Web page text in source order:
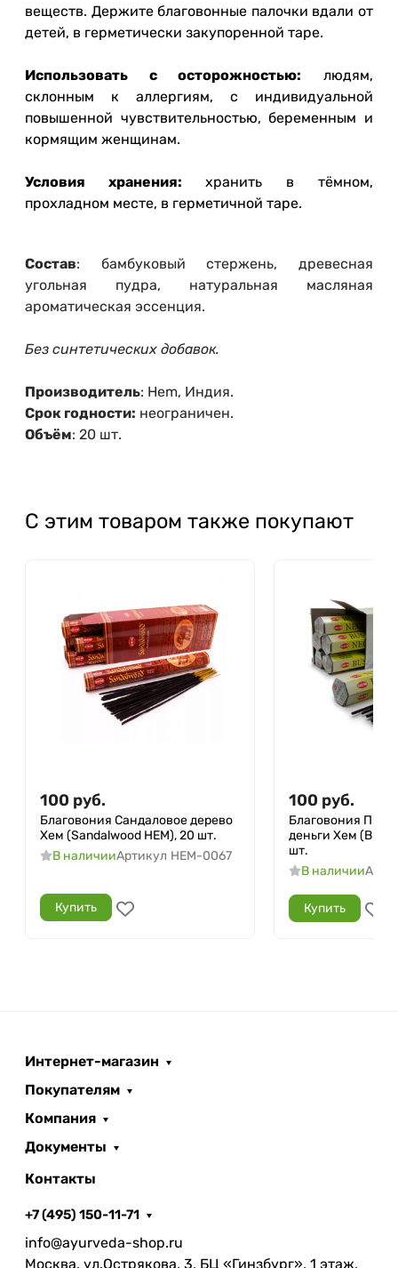
веществ. Держите благовонные палочки вдали от
детей, в герметически закупоренной таре.
Использовать с осторожностью: людям,
склонным к аллергиям, с индивидуальной
повышенной чувствительностью, беременным и
кормящим женщинам.
Условия хранения: хранить в тёмном,
прохладном месте, в герметичной таре.
Состав: бамбуковый стержень, древесная
угольная пудра, натуральная масляная
ароматическая эссенция.
Без синтетических добавок.
Производитель: Hem, Индия.
Срок годности: неограничен.
Объём: 20 шт.
С этим товаром также покупают
100 руб.
Благовония Сандаловое дерево
Хем (Sandalwood HEM), 20 шт.
В наличииАртикул HEM-0067
Купить
100 руб.
Благовония
деньги Хем
шт.
В наличии
Купить
Интернет-магазин
Покупателям
Компания
Документы
Контакты
+7 (495) 150-11-71
info@ayurveda-shop.ru
Москва, ул.Острякова, 3, БЦ «Гинзбург», 1 этаж,